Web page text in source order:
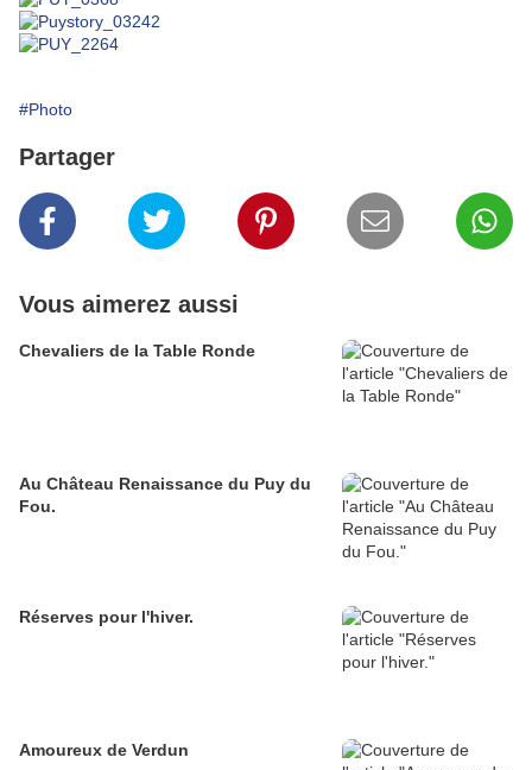
#Photo
Partager
Vous aimerez aussi
Chevaliers de la Table Ronde
Au Château Renaissance du Puy du
Fou.
Réserves pour l'hiver.
Amoureux de Verdun